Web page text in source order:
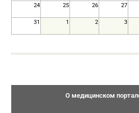
24 25 26 27
31 1 2 3
О медицинском